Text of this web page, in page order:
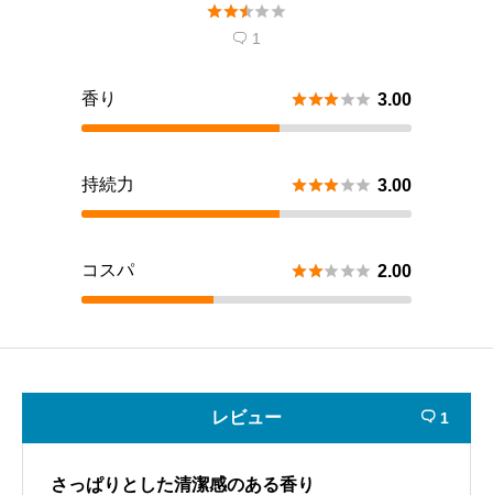

 1
香り  3.00
持続力  3.00
コスパ  2.00
レビュー  1
さっぱりとした清潔感のある香り